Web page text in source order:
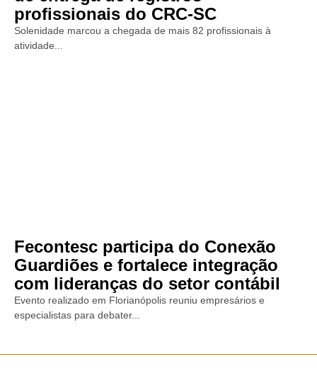
profissionais do CRC-SC
Solenidade marcou a chegada de mais 82 profissionais à
atividade...
Fecontesc participa do Conexão
Guardiões e fortalece integração
com lideranças do setor contábil
Evento realizado em Florianópolis reuniu empresários e
especialistas para debater...